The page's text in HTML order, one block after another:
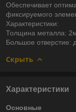
Обеспечивает
фиксируемого
Характеристики:
Толщина металла:
Большое отверстие:
Скрыть
Характеристики
Основные